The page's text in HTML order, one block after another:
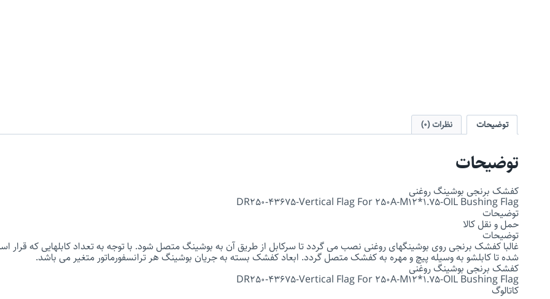
توضیحات نظرات (0)
توضیحات
کفشک برنجی بوشینگ روغنی
DR250-43675-Vertical Flag For 250A-M12*1.75-OIL Bushing Flag
توضیحات
حمل و نقل کالا
توضیحات
غالبا کفشک برنجی روی بوشینگهای روغنی نصب می گردد تا سرکابل از طریق آن به بوشینگ متصل شود. با توجه به تعداد کابلهایی که
شده تا کابلشو به وسیله پیچ و مهره به کفشک متصل گردد. ابعاد کفشک بسته به جریان بوشینگ هر ترانسفورماتور متغیر می باشد.
کفشک برنجی بوشینگ روغنی
DR250-43675-Vertical Flag For 250A-M12*1.75-OIL Bushing Flag
کاتالوگ